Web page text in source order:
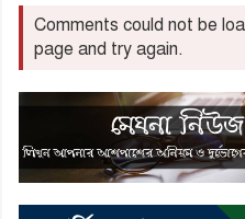
Comments could not be
page and try again.